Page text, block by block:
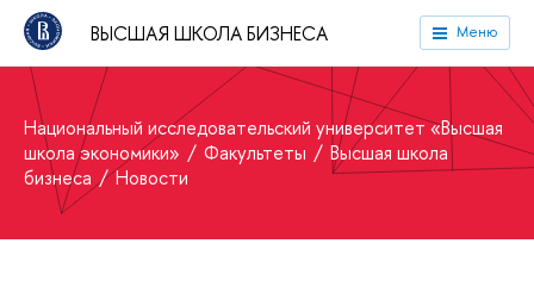
ВЫСШАЯ ШКОЛА БИЗНЕСА Меню
Национальный исследовательский университет «Высшая
школа экономики»
Факультеты
Высшая школа
бизнеса
Новости